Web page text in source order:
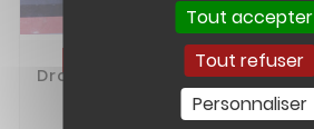
Repose Pied
Droite+gauche+ressorts
08
Tout accepter
Tout refuser
Personnaliser